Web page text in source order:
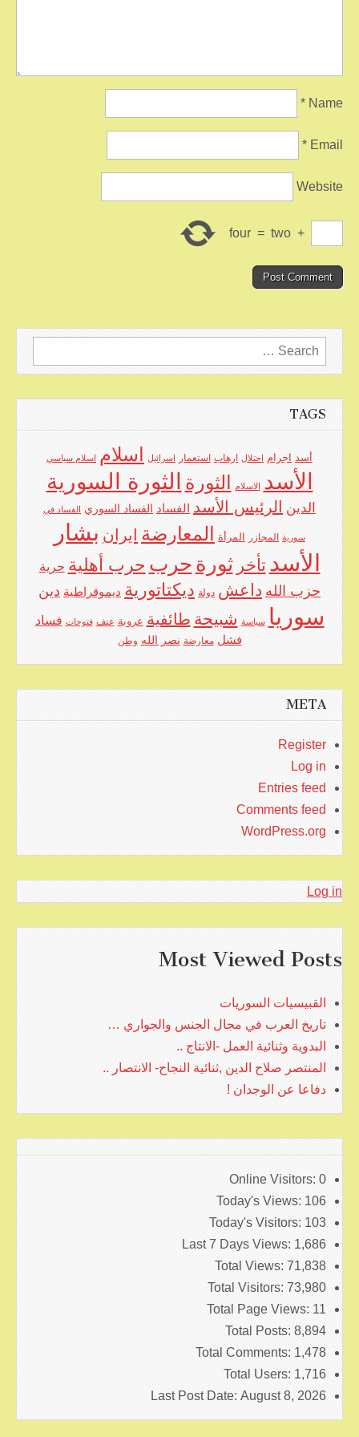
Name
*
Email
*
Website
+
two
=
four
Search
for:
TAGS
أسد اجرام احتلال ارهاب استعمار اسرائيل اسلام اسلام سياسي
الأسد الاسلام الثورة الثورة السورية
الدين الرئيس الأسد الفساد الفساد السوري الفساد في
سورية المجازر المرأة المعارضة ايران بشار
الأسد تأخر ثورة حرب حرب أهلية حرية
حزب الله داعش دولة ديكتاتورية ديموقراطية دين
سوريا سياسة شبيحة طائفية عروبة عنف فتوحات فساد
فشل معارضة نصر الله وطن
META
Register
Log in
Entries feed
Comments feed
WordPress.org
Log in
Most Viewed Posts
القبيسيات السوريات
تاريخ العرب في مجال الجنس والجواري …
البدوية وثنائية العمل -الانتاج ..
المنتصر صلاح الدين ,ثنائية النجاح- الانتصار ..
دفاعا عن الوجدان !
Online Visitors: 0
Today's Views: 106
Today's Visitors: 103
Last 7 Days Views: 1,686
Total Views: 71,838
Total Visitors: 73,980
Total Page Views: 11
Total Posts: 8,894
Total Comments: 1,478
Total Users: 1,716
Last Post Date: August 8, 2026